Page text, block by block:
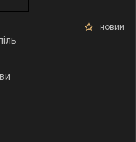
новий